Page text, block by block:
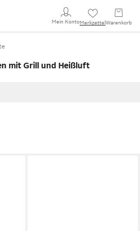
Mein KontoMerkzettel Warenkorb
mit Grill und Heißluft